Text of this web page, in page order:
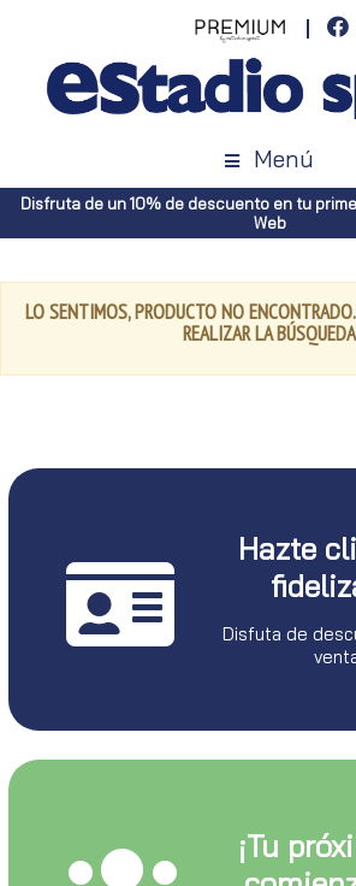
Menú
Disfruta de un 10% de descuento en tu
Web
LO SENTIMOS, PRODUCTO NO
REALIZAR LA BÚSQUEDA
Hazte
Disfuta de
¡Tu